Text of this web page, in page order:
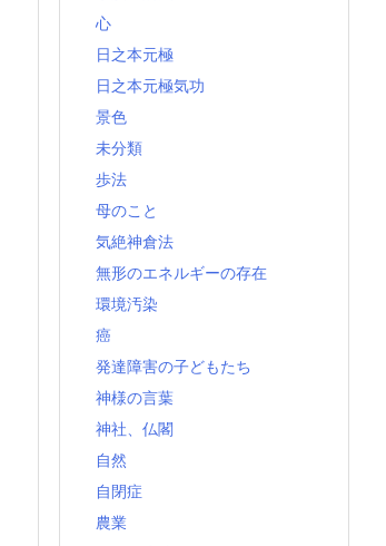
心
日之本元極
日之本元極気功
景色
未分類
歩法
母のこと
気絶神倉法
無形のエネルギーの存在
環境汚染
癌
発達障害の子どもたち
神様の言葉
神社、仏閣
自然
自閉症
農業